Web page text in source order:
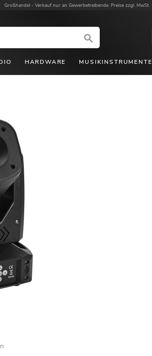
Großhandel - Verkauf nur an Gewerbetreibende. Preise zzgl. MwSt.
HARDWARE MUSIKINSTRUMENTE